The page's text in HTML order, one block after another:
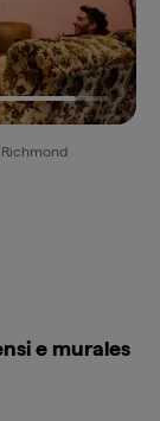
e murales